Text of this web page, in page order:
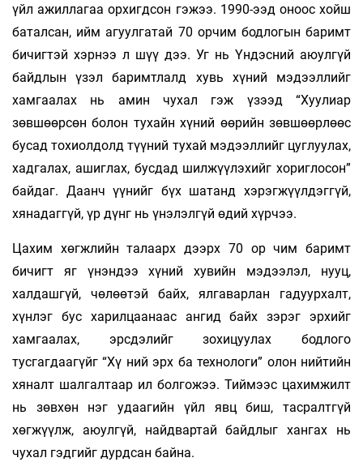
үйл ажиллагаа орхигдсон гэжээ. 1990-ээд оноос хойш
баталсан, ийм агуулгатай 70 орчим бодлогын баримт
бичигтэй хэрнээ л шүү дээ. Уг нь Үндэсний аюулгүй
байдлын үзэл баримтлалд хувь хүний мэдээллийг
хамгаалах нь амин чухал гэж үзээд “Хуулиар
зөвшөөрсөн болон тухайн хүний өөрийн зөвшөөрлөөс
бусад тохиолдолд түүний тухай мэдээллийг цуглуулах,
хадгалах, ашиглах, бусдад шилжүүлэхийг хориглосон”
байдаг. Даанч үүнийг бүх шатанд хэрэгжүүлдэггүй,
хянадаггүй, үр дүнг нь үнэлэлгүй өдий хүрчээ.
Цахим хөгжлийн талаарх дээрх 70 ор­ чим баримт
бичигт яг үнэндээ хүний хувийн мэдээлэл, нууц,
халдашгүй, чөлөөтэй байх, ялгаварлан гадуурхалт,
хүнлэг бус харилцаанаас ангид байх зэрэг эрхийг
хамгаалах, эрсдэлийг зохицуулах бодлого
тусгагдаагүйг “Хү­ ний эрх ба технологи” олон нийтийн
хяналт шалгалтаар ил болгожээ. Тиймээс цахимжилт
нь зөвхөн нэг удаагийн үйл явц биш, тасралтгүй
хөгжүүлж, аюулгүй, найдвартай байдлыг хангах нь
чухал гэдгийг дурдсан байна.